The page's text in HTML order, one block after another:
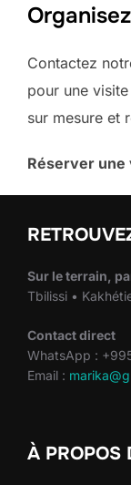
Contactez
pour une
sur mesure et
Réserver une
Sur le terrain,
Tbilissi •
Contact direct
WhatsApp :
Email :
À PROPOS